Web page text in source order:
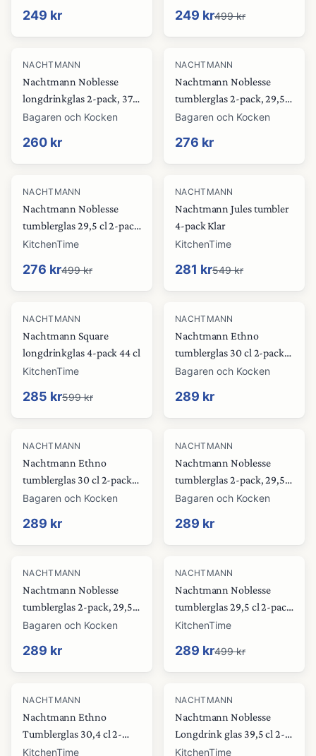
249 kr 249 kr499 kr
NACHTMANN
Nachtmann Noblesse
longdrinkglas 2-pack, 37,5
cl, gold
Bagaren och Kocken
260 kr
NACHTMANN
Nachtmann Noblesse
tumblerglas 2-pack, 29,5
cl, aqua
Bagaren och Kocken
276 kr
-45%
NACHTMANN
Nachtmann Noblesse
tumblerglas 29,5 cl 2-pack
Aqua
KitchenTime
276 kr499 kr
-49%
NACHTMANN
Nachtmann Jules tumbler
4-pack Klar
KitchenTime
281 kr549 kr
-52%
NACHTMANN
Nachtmann Square
longdrinkglas 4-pack 44 cl
KitchenTime
285 kr599 kr
NACHTMANN
Nachtmann Ethno
tumblerglas 30 cl 2-pack,
vintage blue
Bagaren och Kocken
289 kr
NACHTMANN
Nachtmann Ethno
tumblerglas 30 cl 2-pack,
mint
Bagaren och Kocken
289 kr
NACHTMANN
Nachtmann Noblesse
tumblerglas 2-pack, 29,5
cl, brun
Bagaren och Kocken
289 kr
NACHTMANN
Nachtmann Noblesse
tumblerglas 2-pack, 29,5
cl, grön
Bagaren och Kocken
289 kr
-42%
NACHTMANN
Nachtmann Noblesse
tumblerglas 29,5 cl 2-pack
Mint
KitchenTime
289 kr499 kr
-42%
NACHTMANN
Nachtmann Ethno
Tumblerglas 30,4 cl 2-
pack Vintage blue
KitchenTime
-42%
NACHTMANN
Nachtmann Noblesse
Longdrink glas 39,5 cl 2-
pack Rosé
KitchenTime